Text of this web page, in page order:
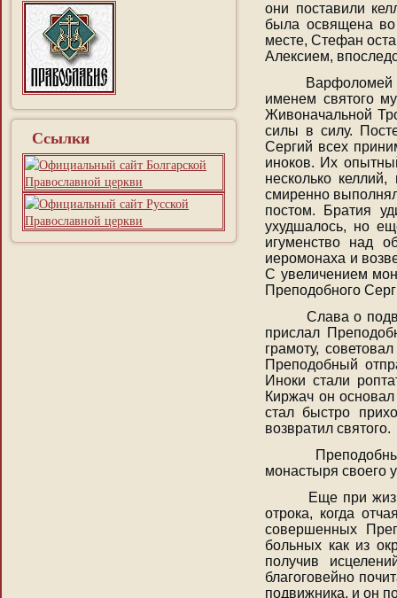
Ссылки
они поставили
была освящена
месте, Стефан
Алексием,
Варфоломей
именем святого
Живоначальной
силы в силу.
Сергий всех
иноков. Их
несколько
смиренно
постом. Братия
ухудшалось, но
игуменство над
иеромонаха и
С увеличением
Преподобного
Слава о
прислал
грамоту,
Преподобный
Иноки стали
Киржач он
стал быстро
возвратил святого.
Преподобный
монастыря своего
Еще при жизни
отрока, когда
совершенных
больных как из
получив
благоговейно
подвижника, и он